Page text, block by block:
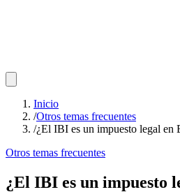
Inicio
/Otros temas frecuentes
/¿El IBI es un impuesto legal en
Otros temas frecuentes
¿El IBI es un impuesto